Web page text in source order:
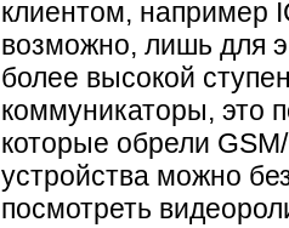
клиентом, например
возможно, лишь для
более высокой
коммуникаторы, это
которые обрели
устройства можно
посмотреть